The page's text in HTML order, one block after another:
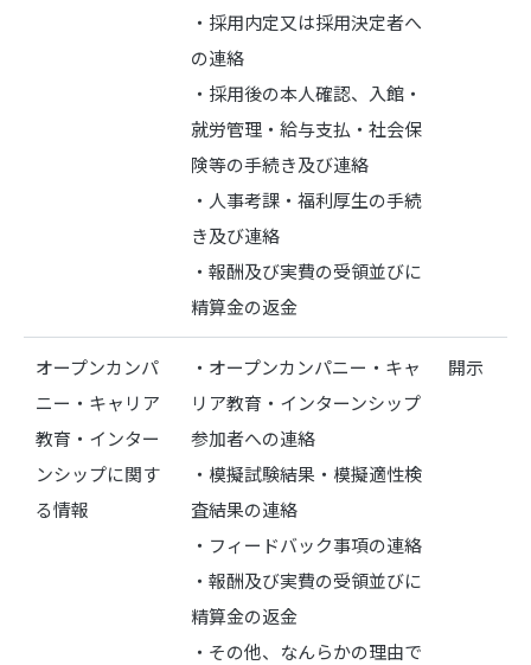
・採用内定又は採用決定者へ
の連絡
・採用後の本人確認、入館・
就労管理・給与支払・社会保
険等の手続き及び連絡
・人事考課・福利厚生の手続
き及び連絡
・報酬及び実費の受領並びに
精算金の返金
オープンカンパ
ニー・キャリア
教育・インター
ンシップに関す
る情報
・オープンカンパニー・キャ
リア教育・インターンシップ
参加者への連絡
・模擬試験結果・模擬適性検
査結果の連絡
・フィードバック事項の連絡
・報酬及び実費の受領並びに
精算金の返金
・その他、なんらかの理由で
開示